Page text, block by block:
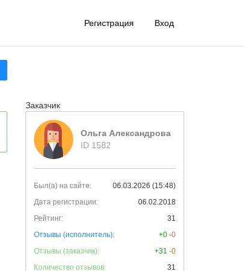
Регистрация Вход
Заказчик
Ольга Александрова
ID 1582
Был(а) на сайте:
06.03.2026 (15:48)
Дата регистрации:
06.02.2018
Рейтинг:
31
Отзывы (исполнитель):
+0 -0
Отзывы (заказчик):
+31 -0
Количество отзывов:
31